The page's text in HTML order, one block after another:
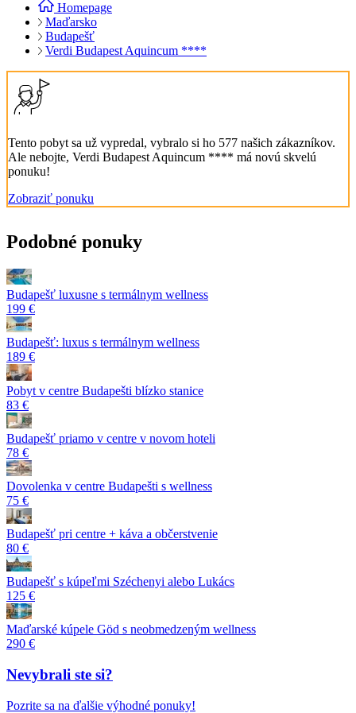
Homepage
Maďarsko
Budapešť
Verdi Budapest Aquincum ****
Tento pobyt sa už vypredal, vybralo si ho 577 našich zákazníkov.
Ale nebojte, Verdi Budapest Aquincum **** má novú skvelú
ponuku!
Zobraziť ponuku
Podobné ponuky
Budapešť luxusne s termálnym wellness
199 €
Budapešť: luxus s termálnym wellness
189 €
Pobyt v centre Budapešti blízko stanice
83 €
Budapešť priamo v centre v novom hoteli
78 €
Dovolenka v centre Budapešti s wellness
75 €
Budapešť pri centre + káva a občerstvenie
80 €
Budapešť s kúpeľmi Széchenyi alebo Lukács
125 €
Maďarské kúpele Göd s neobmedzeným wellness
290 €
Nevybrali ste si?
Pozrite sa na ďalšie výhodné ponuky!